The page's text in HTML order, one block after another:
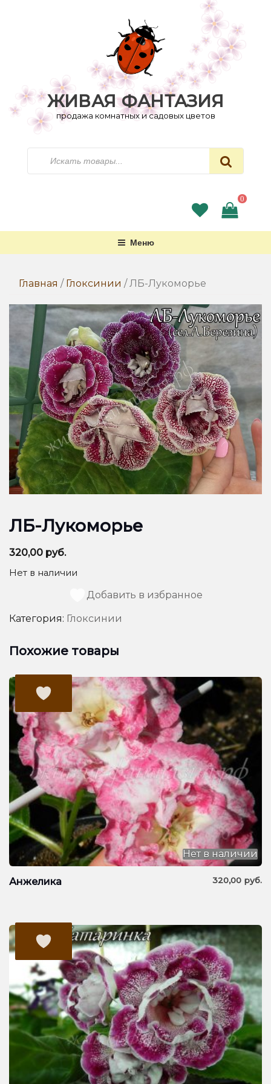
ЖИВАЯ ФАНТАЗИЯ
продажа комнатных и садовых цветов
0
Меню
Главная / Глоксинии / ЛБ-Лукоморье
ЛБ-Лукоморье
320,00 руб.
Нет в наличии
Добавить в избранное
Категория: Глоксинии
Похожие товары
Анжелика 320,00 руб.
Нет в наличии